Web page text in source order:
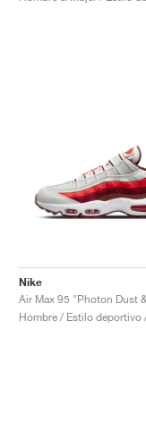
Nike
Hombre / Estilo deportivo